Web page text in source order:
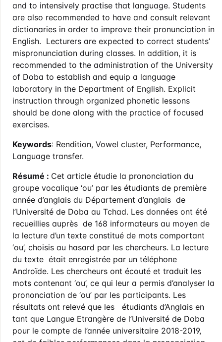
and to intensively practise that language. Students
are also recommended to have and consult relevant
dictionaries in order to improve their pronunciation in
English. Lecturers are expected to correct students’
mispronunciation during classes. In addition, it is
recommended to the administration of the University
of Doba to establish and equip a language
laboratory in the Department of English. Explicit
instruction through organized phonetic lessons
should be done along with the practice of focused
exercises.
Keywords: Rendition, Vowel cluster, Performance,
Language transfer.
Résumé : Cet article étudie la prononciation du
groupe vocalique ‘ou’ par les étudiants de première
année d’anglais du Département d’anglais de
l’Université de Doba au Tchad. Les données ont été
recueillies auprès de 168 informateurs au moyen de
la lecture d’un texte constitué de mots comportant
‘ou’, choisis au hasard par les chercheurs. La lecture
du texte était enregistrée par un téléphone
Androïde. Les chercheurs ont écouté et traduit les
mots contenant ‘ou’, ce qui leur a permis d’analyser la
prononciation de ‘ou’ par les participants. Les
résultats ont relevé que les étudiants d’Anglais en
tant que Langue Etrangère de l’Université de Doba
pour le compte de l’année universitaire 2018-2019,